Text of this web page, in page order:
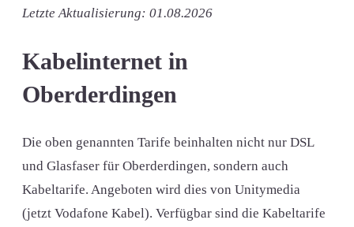
Letzte Aktualisierung: 01.08.2026
Kabelinternet in
Oberderdingen
Die oben genannten Tarife beinhalten nicht nur DSL
und Glasfaser für Oberderdingen, sondern auch
Kabeltarife. Angeboten wird dies von Unitymedia
(jetzt Vodafone Kabel). Verfügbar sind die Kabeltarife